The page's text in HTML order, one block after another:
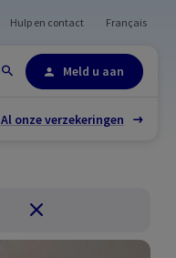
Site-overzicht
Hulp en contact Français
Meld u aan
Al onze verzekeringen
Sluiten